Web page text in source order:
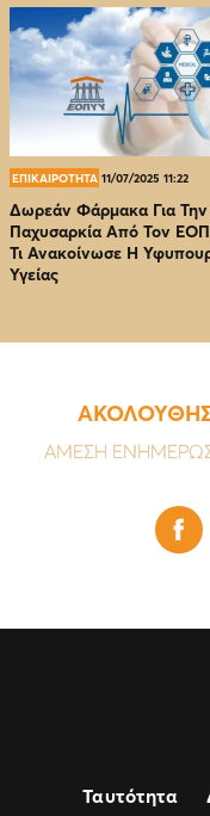
ΕΠΙΚΑΙΡΟΤΗΤΑ 11/07/2025 11:22
Δωρεάν Φάρμακα Για Την
Παχυσαρκία Από Τον
Τι Ανακοίνωσε Η
Υγείας
ΑΜΕΣΗ

Ταυτότητα